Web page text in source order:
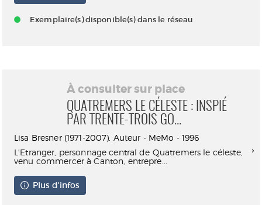
Exemplaire(s) disponible(s) dans le réseau
À consulter sur place
QUATREMERS LE CÉLESTE : INSPIÉ
PAR TRENTE-TROIS GO...
Lisa Bresner (1971-2007). Auteur - MeMo - 1996
L'Etranger, personnage central de Quatremers le céleste,
venu commercer à Canton, entrepre...
Plus d'infos